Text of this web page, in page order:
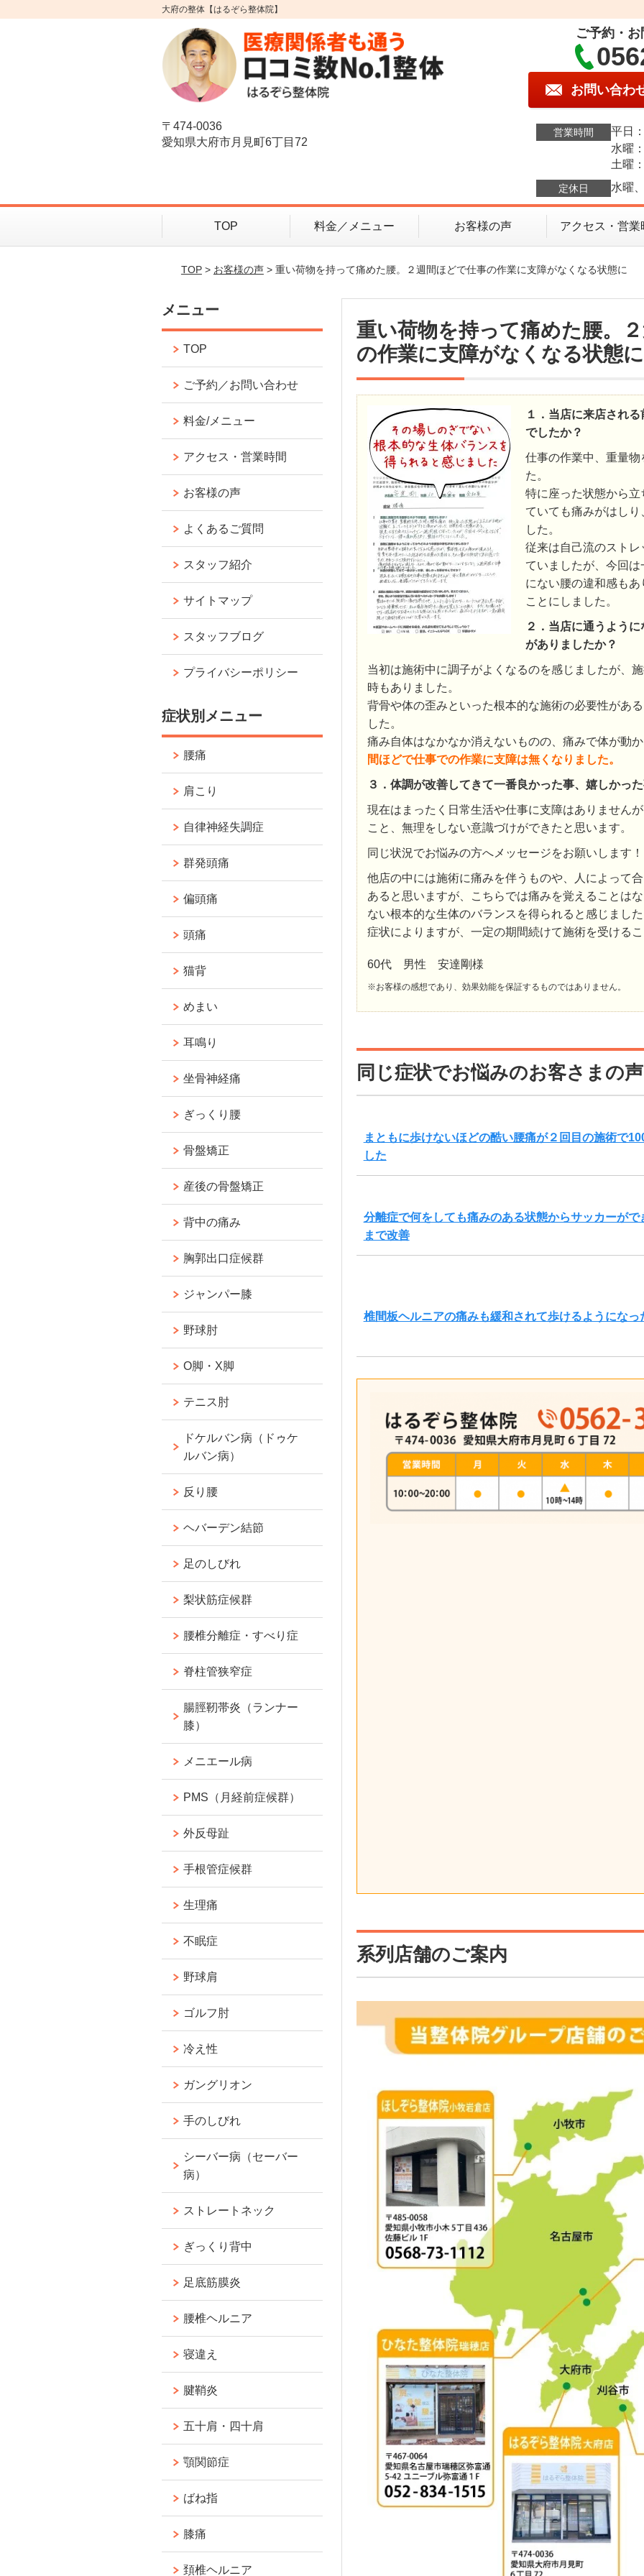
大府の整体【はるぞら整体院】
〒474-0036
愛知県大府市月見町6丁目72
ご予約・
お問い合わ
営業時間
平日
水曜
土曜
定休日 水曜
TOP 料金／メニュー お客様の声 アクセス・営業
TOP> お客様の声> 重い荷物を持って痛めた腰。２週間ほどで仕事の作業に支障がなくなる状態に
重い荷物を持って痛めた腰。
の作業に支障がなくなる状態に
１．当店に来店され
でしたか？
仕事の作業中、重量
た。
特に座った状態から
ていても痛みがはし
した。
従来は自己流のスト
ていましたが、今回
にない腰の違和感も
ことにしました。
２．当店に通うよう
がありましたか？
当初は施術中に調子がよくなるのを感じましたが、
時もありました。
背骨や体の歪みといった根本的な施術の必要性があ
した。
痛み自体はなかなか消えないものの、痛みで体が動
間ほどで仕事での作業に支障は無くなりました。
３．体調が改善してきて一番良かった事、嬉しかっ
現在はまったく日常生活や仕事に支障はありません
こと、無理をしない意識づけができたと思います。
同じ状況でお悩みの方へメッセージをお願いします！
他店の中には施術に痛みを伴うものや、人によって
あると思いますが、こちらでは痛みを覚えることは
ない根本的な生体のバランスを得られると感じまし
症状によりますが、一定の期間続けて施術を受ける
60代 男性 安達剛様
※お客様の感想であり、効果効能を保証するものではありません。
同じ症状でお悩みのお客さまの声
まともに歩けないほどの酷い腰痛が２回目の施術で
した
分離症で何をしても痛みのある状態からサッカーがで
まで改善
椎間板ヘルニアの痛みも緩和されて歩けるようになっ
系列店舗のご案内
メニュー
TOP
ご予約／お問い合わせ
料金/メニュー
アクセス・営業時間
お客様の声
よくあるご質問
スタッフ紹介
サイトマップ
スタッフブログ
プライバシーポリシー
症状別メニュー
腰痛
肩こり
自律神経失調症
群発頭痛
偏頭痛
頭痛
猫背
めまい
耳鳴り
坐骨神経痛
ぎっくり腰
骨盤矯正
産後の骨盤矯正
背中の痛み
胸郭出口症候群
ジャンパー膝
野球肘
O脚・X脚
テニス肘
ドケルバン病（ドゥケ
ルバン病）
反り腰
ヘバーデン結節
足のしびれ
梨状筋症候群
腰椎分離症・すべり症
脊柱管狭窄症
腸脛靭帯炎（ランナー
膝）
メニエール病
PMS（月経前症候群）
外反母趾
手根管症候群
生理痛
不眠症
野球肩
ゴルフ肘
冷え性
ガングリオン
手のしびれ
シーバー病（セーバー
病）
ストレートネック
ぎっくり背中
足底筋膜炎
腰椎ヘルニア
寝違え
腱鞘炎
五十肩・四十肩
顎関節症
ばね指
膝痛
頚椎ヘルニア